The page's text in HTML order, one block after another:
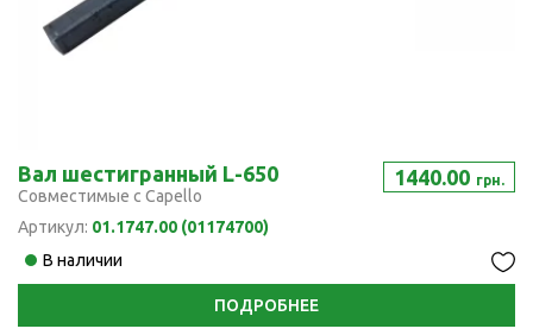
Вал шестигранный L-650
Совместимые с Capello
Артикул: 01.1747.00 (01174700)
1440.00 грн.
В наличии
ПОДРОБНЕЕ